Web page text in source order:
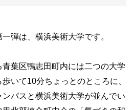
弾は、横浜美術大学です。
葉区鴨志田町内には二つの大学
いて10分ちょっとのところに、
パスと横浜美術大学が並んでい